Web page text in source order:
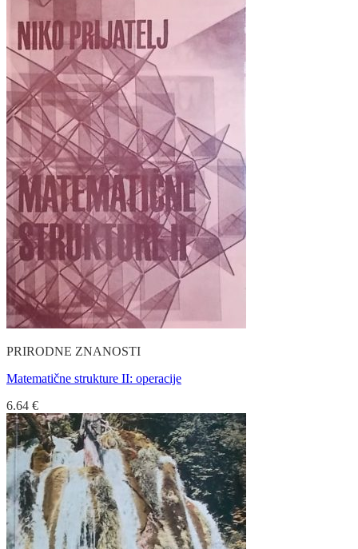
PRIRODNE ZNANOSTI
Matematične strukture II: operacije
6.64 €